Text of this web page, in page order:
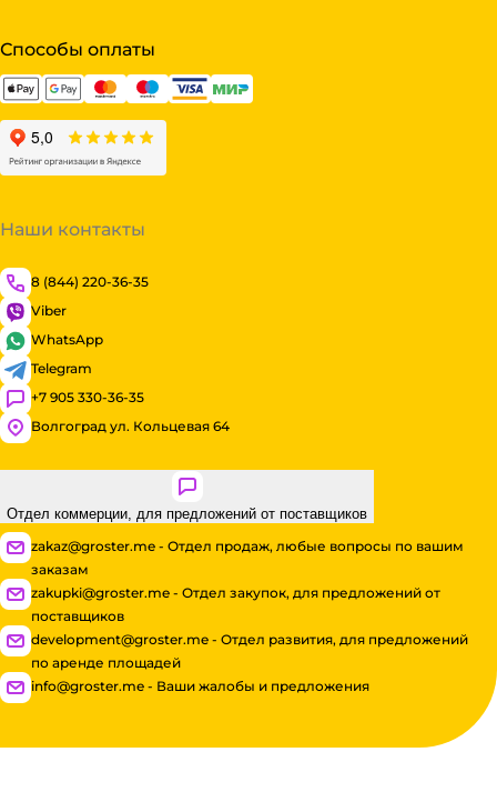
Способы оплаты
Наши контакты
8 (844) 220-36-35
Viber
WhatsApp
Telegram
+7 905 330-36-35
Волгоград ул. Кольцевая 64
Отдел коммерции, для предложений от поставщиков
zakaz@groster.me - Отдел продаж, любые вопросы по вашим
заказам
zakupki@groster.me - Отдел закупок, для предложений от
поставщиков
development@groster.me - Отдел развития, для предложений
по аренде площадей
info@groster.me - Ваши жалобы и предложения